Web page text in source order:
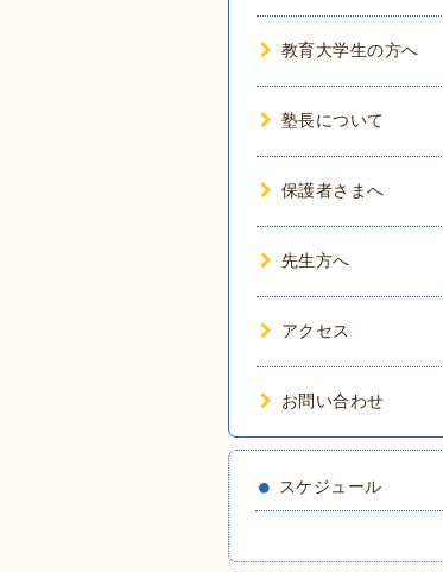
教育大学生の方へ
塾長について
保護者さまへ
先生方へ
アクセス
お問い合わせ
スケジュール